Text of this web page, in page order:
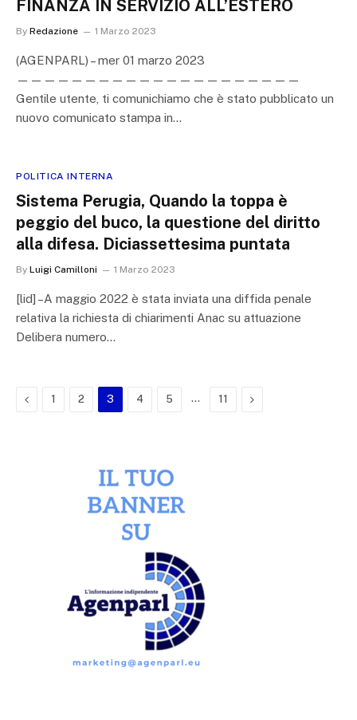
FINANZA IN SERVIZIO ALL’ESTERO
By Redazione 1 Marzo 2023
(AGENPARL) – mer 01 marzo 2023
—————————————————————
Gentile utente, ti comunichiamo che è stato pubblicato un
nuovo comunicato stampa in…
POLITICA INTERNA
Sistema Perugia, Quando la toppa è
peggio del buco, la questione del diritto
alla difesa. Diciassettesima puntata
By Luigi Camilloni 1 Marzo 2023
[lid] –A maggio 2022 è stata inviata una diffida penale
relativa la richiesta di chiarimenti Anac su attuazione
Delibera numero…
Previous
1 2 3 4 5 … 11 Next